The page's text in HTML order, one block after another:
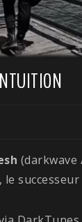
(darkwave
le successeur